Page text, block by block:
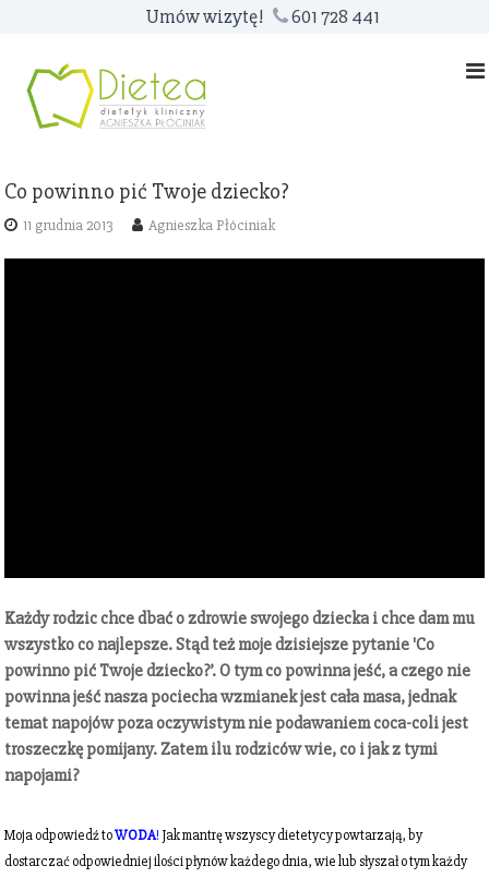
o
n
Umów wizytę! 601 728 441
Co powinno pić Twoje dziecko?
11 grudnia 2013 Agnieszka Płóciniak
Każdy rodzic chce dbać o zdrowie swojego dziecka i chce dam mu
wszystko co najlepsze. Stąd też moje dzisiejsze pytanie 'Co
powinno pić Twoje dziecko?’. O tym co powinna jeść, a czego nie
powinna jeść nasza pociecha wzmianek jest cała masa, jednak
temat napojów poza oczywistym nie podawaniem coca-coli jest
troszeczkę pomijany. Zatem ilu rodziców wie, co i jak z tymi
napojami?
Moja odpowiedź toWODA! Jak mantrę wszyscy dietetycy powtarzają, by
dostarczać odpowiedniej ilości płynów każdego dnia, wie lub słyszał o tym każdy